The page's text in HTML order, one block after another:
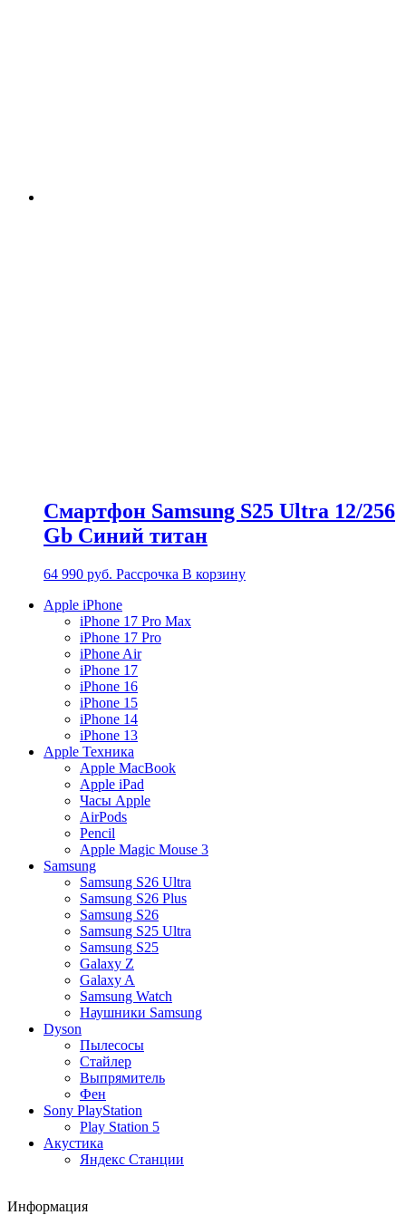
Смартфон Samsung S25 Ultra 12/256
Gb Синий титан
64 990 руб. Рассрочка В корзину
Apple iPhone
iPhone 17 Pro Max
iPhone 17 Pro
iPhone Air
iPhone 17
iPhone 16
iPhone 15
iPhone 14
iPhone 13
Apple Техника
Apple MacBook
Apple iPad
Часы Apple
AirPods
Pencil
Apple Magic Mouse 3
Samsung
Samsung S26 Ultra
Samsung S26 Plus
Samsung S26
Samsung S25 Ultra
Samsung S25
Galaxy Z
Galaxy A
Samsung Watch
Наушники Samsung
Dyson
Пылесосы
Стайлер
Выпрямитель
Фен
Sony PlayStation
Play Station 5
Акустика
Яндекс Станции
Информация